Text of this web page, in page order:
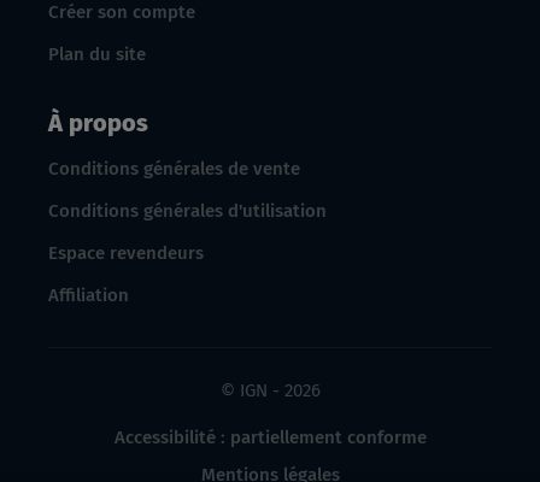
Créer son compte
Plan du site
À propos
Conditions générales de vente
Conditions générales d'utilisation
Espace revendeurs
Affiliation
© IGN - 2026
Accessibilité : partiellement conforme
Mentions légales